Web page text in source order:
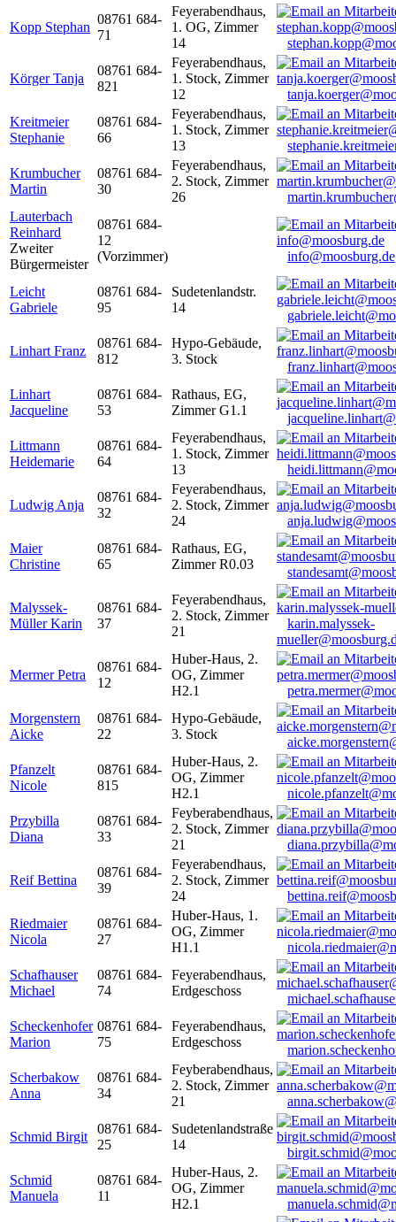
Kopp Stephan
08761 684-
71
Feyerabendhaus,
1. OG, Zimmer
14
Körger Tanja
08761 684-
821
Feyerabendhaus,
1. Stock, Zimmer
12
Kreitmeier
Stephanie
08761 684-
66
Feyerabendhaus,
1. Stock, Zimmer
13
Krumbucher
Martin
08761 684-
30
Feyerabendhaus,
2. Stock, Zimmer
26
Lauterbach
Reinhard
Zweiter
Bürgermeister
08761 684-
12
(Vorzimmer)
info@moosburg.de
Leicht
Gabriele
08761 684-
95
Sudetenlandstr.
14
Linhart Franz
08761 684-
812
Hypo-Gebäude,
3. Stock
Linhart
Jacqueline
08761 684-
53
Rathaus, EG,
Zimmer G1.1
Littmann
Heidemarie
08761 684-
64
Feyerabendhaus,
1. Stock, Zimmer
13
Ludwig Anja
08761 684-
32
Feyerabendhaus,
2. Stock, Zimmer
24
Maier
Christine
08761 684-
65
Rathaus, EG,
Zimmer R0.03
Malyssek-
Müller Karin
08761 684-
37
Feyerabendhaus,
2. Stock, Zimmer
21
karin.malyssek-
Mermer Petra
08761 684-
12
Huber-Haus, 2.
OG, Zimmer
H2.1
Morgenstern
Aicke
08761 684-
22
Hypo-Gebäude,
3. Stock
Pfanzelt
Nicole
08761 684-
815
Huber-Haus, 2.
OG, Zimmer
H2.1
Przybilla
Diana
08761 684-
33
Feyberabendhaus,
2. Stock, Zimmer
21
Reif Bettina
08761 684-
39
Feyerabendhaus,
2. Stock, Zimmer
24
Riedmaier
Nicola
08761 684-
27
Huber-Haus, 1.
OG, Zimmer
H1.1
Schafhauser
Michael
08761 684-
74
Feyerabendhaus,
Erdgeschoss
Scheckenhofer
Marion
08761 684-
75
Feyerabendhaus,
Erdgeschoss
Scherbakow
Anna
08761 684-
34
Feyberabendhaus,
2. Stock, Zimmer
21
Schmid Birgit
08761 684-
25
Sudetenlandstraße
14
Schmid
Manuela
08761 684-
11
Huber-Haus, 2.
OG, Zimmer
H2.1